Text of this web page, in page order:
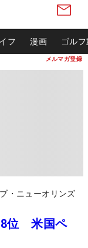
メルマガ登録
フ 漫画 ゴル
・ニューオリンズ
位 米国ペ